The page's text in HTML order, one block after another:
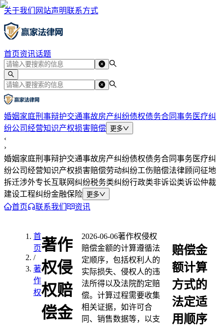
关于我们 网站声明联系方式
首页资讯话题
婚姻家庭刑事辩护交通事故房产纠纷债权债务合同事务医疗纠
纷公司经营知识产权损害赔偿 更多
‹
›
婚姻家庭刑事辩护交通事故房产纠纷债权债务合同事务医疗纠
纷公司经营知识产权损害赔偿劳动纠纷工伤赔偿法律顾问征地
拆迁涉外专长互联网纠纷税务类纠纷行政类非诉讼类诉讼仲裁
建设工程纠纷金融保险 更多
首页 联系我们 资讯
首
页
/
著
作
权
著作
权侵
权赔
偿金
2026-06-06著作权侵权
赔偿金额的计算遵循法
定顺序，包括权利人的
实际损失、侵权人的违
法所得以及法院酌定赔
偿。计算过程需要收集
相关证据，如许可合
同、销售数据等，以支
赔偿金
额计算
方式的
法定适
用顺序